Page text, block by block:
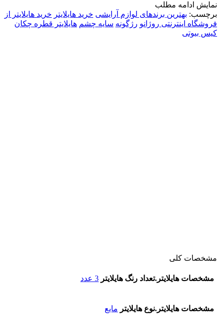
نمایش ادامه مطلب
برچسب: بهترین برندهای لوازم آرایشی خرید هایلایتر خرید هایلایتر از
فروشگاه اینترنتی روژانو رژگونه سایه چشم هایلایتر قطره چکان
کیس بیوتی
مشخصات کلی
مشخصات هایلایتر.تعداد رنگ هایلایتر 3 عدد
مشخصات هایلایتر.نوع هایلایتر مایع